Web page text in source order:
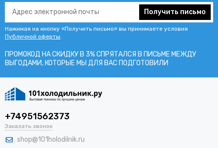
Получить письмо
Нажимая на кнопку «Получить письмо» вы принимаете условия
Публичной оферты.
ПРОМОКОД НА СКИДКУ В 3% СПРЯТАЛСЯ В ПИCЬМЕ МЕЖДУ
ВЫГОДАМИ, КОТОРЫЕ МЫ ДЛЯ ВАС ПОДГОТОВИЛИ
+74951562373
Заказать звонок
shop@101holodilnik.ru